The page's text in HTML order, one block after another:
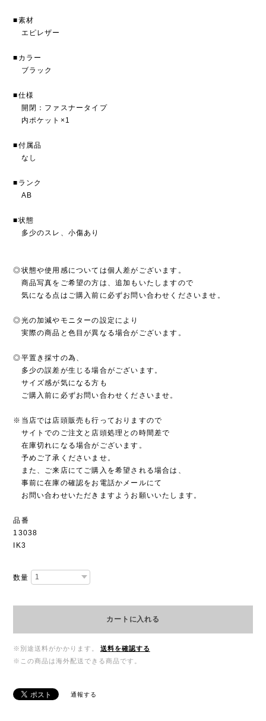
■素材
エピレザー
■カラー
ブラック
■仕様
開閉：ファスナータイプ
内ポケット×1
■付属品
なし
■ランク
AB
■状態
多少のスレ、小傷あり
◎状態や使用感については個人差がございます。
商品写真をご希望の方は、追加もいたしますので
気になる点はご購入前に必ずお問い合わせくださいませ。
◎光の加減やモニターの設定により
実際の商品と色目が異なる場合がございます。
◎平置き採寸の為、
多少の誤差が生じる場合がございます。
サイズ感が気になる方も
ご購入前に必ずお問い合わせくださいませ。
※当店では店頭販売も行っておりますので
サイトでのご注文と店頭処理との時間差で
在庫切れになる場合がございます。
予めご了承くださいませ。
また、ご来店にてご購入を希望される場合は、
事前に在庫の確認をお電話かメールにて
お問い合わせいただきますようお願いいたします。
品番
13038
IK3
数量
カートに入れる
※別途送料がかかります。
送料を確認する
※この商品は海外配送できる商品です。
通報する